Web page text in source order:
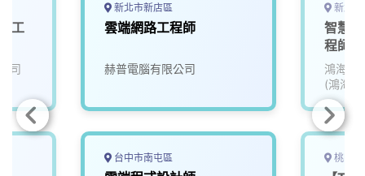
工
司
新北市新店區
雲端網路工程師
赫普電腦有限公司
台中市南屯區
新北
智慧
程師
鴻海精
(鴻海)
桃園